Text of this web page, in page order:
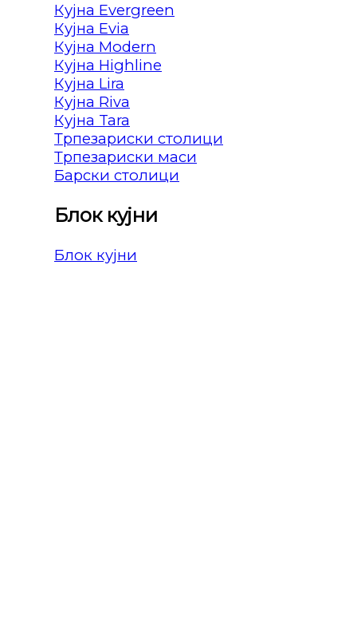
Кујна Evergreen
Кујна Evia
Кујна Modern
Кујна Highline
Кујна Lira
Кујна Riva
Кујна Tara
Трпезариски столици
Трпезариски маси
Барски столици
Блок кујни
Блок кујни